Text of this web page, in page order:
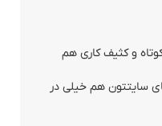
و کثیف کاری هم
سایتتون هم خیلی در